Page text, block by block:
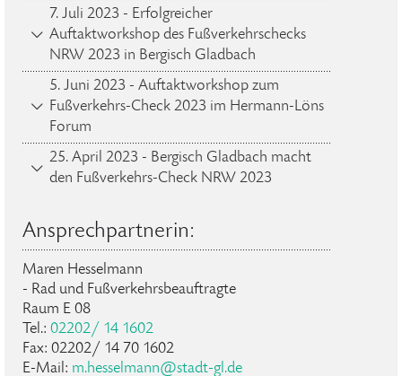
7. Juli 2023 - Erfolgreicher
Auftaktworkshop des Fußverkehrschecks
NRW 2023 in Bergisch Gladbach
5. Juni 2023 - Auftaktworkshop zum
Fußverkehrs-Check 2023 im Hermann-Löns
Forum
25. April 2023 - Bergisch Gladbach macht
den Fußverkehrs-Check NRW 2023
Ansprechpartnerin:
Maren Hesselmann
- Rad und Fußverkehrsbeauftragte
Raum E 08
Tel.: 02202/ 14 1602
Fax: 02202/ 14 70 1602
E-Mail: m.hesselmann@stadt-gl.de